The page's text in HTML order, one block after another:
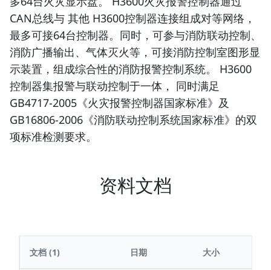
CAN总线与 其他 H3600控制器连接组成对等网络，
最多可接64台控制器。同时，可参与消防联动控制、
消防广播输出、气体灭火等，可接消防控制室图形显
示装置，组成综合性的消防报警控制系统。 H3600
控制器集报警与联动控制于一体， 同时满足
GB4717-2005《火灾报警控制器国家标准》及
GB16806-2006《消防联动控制系统国家标准》的双
项标准检测要求。
资料文档
文档 (1) 日期 大小